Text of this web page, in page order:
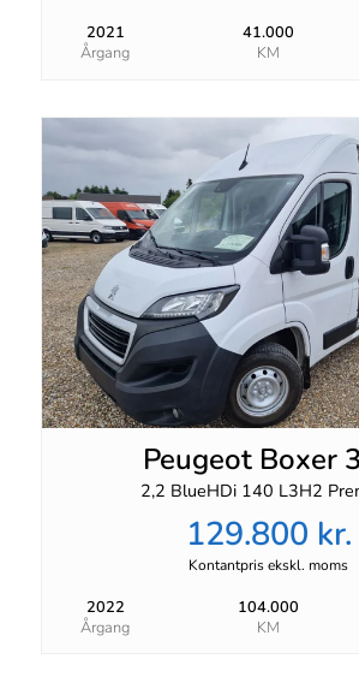
2021
Årgang
41.000
KM
Peugeot Boxer
2,2 BlueHDi 140 L3H2
129.800 kr.
Kontantpris ekskl. moms
2022
Årgang
104.000
KM